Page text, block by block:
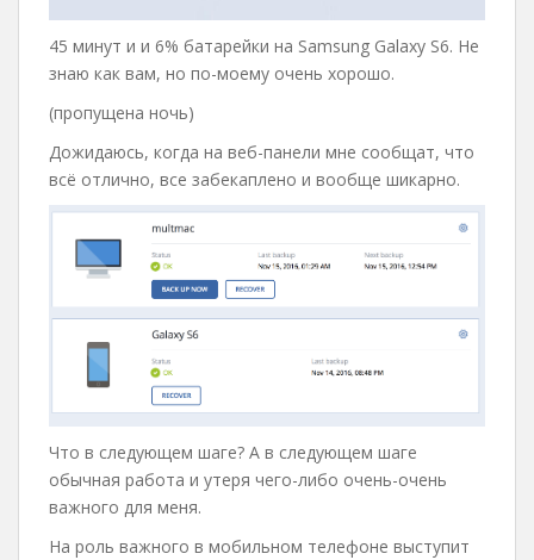
45 минут и и 6% батарейки на Samsung Galaxy S6. Не
знаю как вам, но по-моему очень хорошо.
(пропущена ночь)
Дожидаюсь, когда на веб-панели мне сообщат, что
всё отлично, все забекаплено и вообще шикарно.
Что в следующем шаге? А в следующем шаге
обычная работа и утеря чего-либо очень-очень
важного для меня.
На роль важного в мобильном телефоне выступит